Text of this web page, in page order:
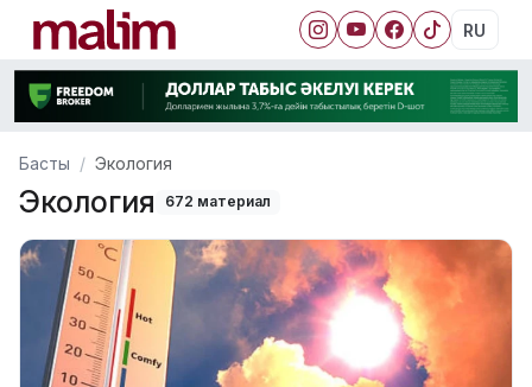
RU
Басты Экология
Экология 672 материал